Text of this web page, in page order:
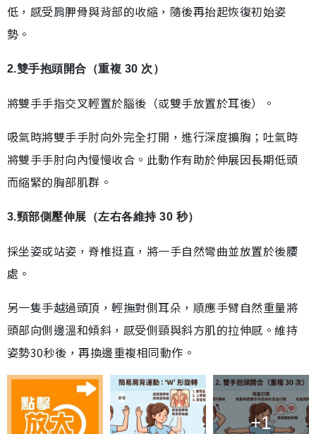
低，感受肩胛骨與背部的收縮，隨後再抬起恢復初始姿
勢。
2.雙手抱頭開合（重複 30 次）
將雙手手指交叉輕置於腦後（或雙手放置於耳後）。
吸氣時將雙手手肘向外完全打開，進行深度擴胸；吐氣時
將雙手手肘向內慢慢收合。此動作有助於伸展因長期低頭
而縮緊的胸部肌群。
3.頸部側壓伸展（左右各維持 30 秒）
採坐姿或站姿，脊椎挺直，將一手自然彎曲並放置於後腰
處。
另一隻手越過頭頂，輕撫對側耳朵，順應手臂自然重量將
頭部向側邊溫和傾斜，感受側頸與斜方肌的拉伸感。維持
姿勢30秒後，再換邊重複相同動作。
+1